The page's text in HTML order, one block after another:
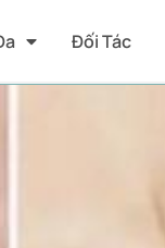
Đối Tác